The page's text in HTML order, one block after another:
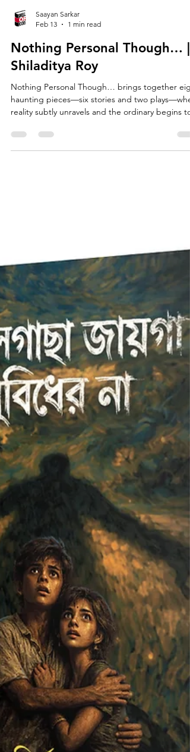
Saayan Sarkar
Feb 13
1 min read
Nothing Personal Though… ||
Shiladitya Roy
Nothing Personal Though… brings together
reality subtly unravels and the ordinary begins to
shimmer with unease. In these pages, memory